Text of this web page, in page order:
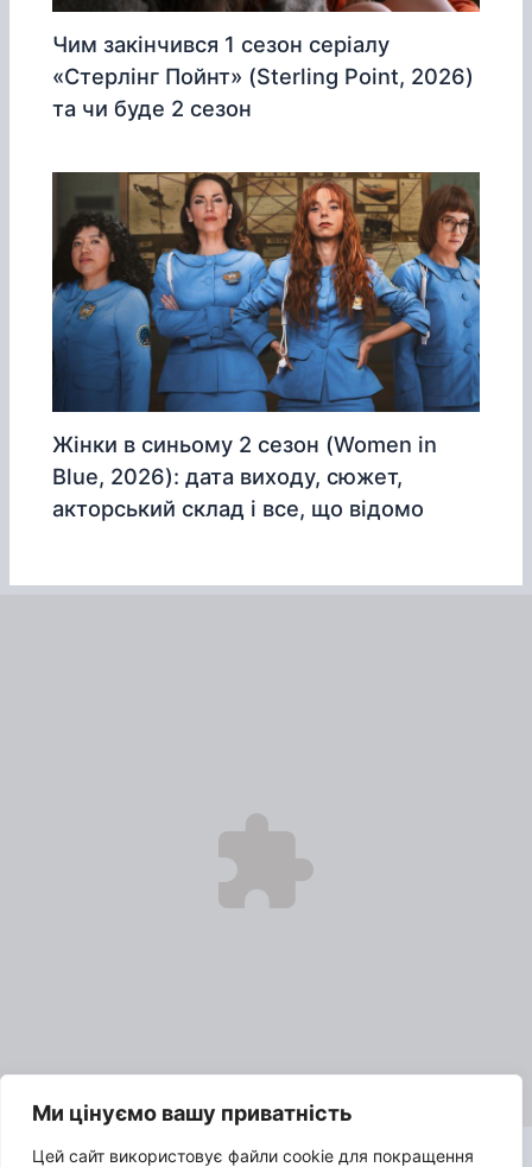
Ми цінуємо вашу приватність
Цей сайт використовує файли cookie для покращення
Чим закінчився 1 сезон серіалу
«Стерлінг Пойнт» (Sterling Point, 2026)
та чи буде 2 сезон
Жінки в синьому 2 сезон (Women in
Blue, 2026): дата виходу, сюжет,
акторський склад і все, що відомо